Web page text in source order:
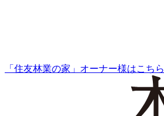
「住友林業の家」オーナー様はこちら